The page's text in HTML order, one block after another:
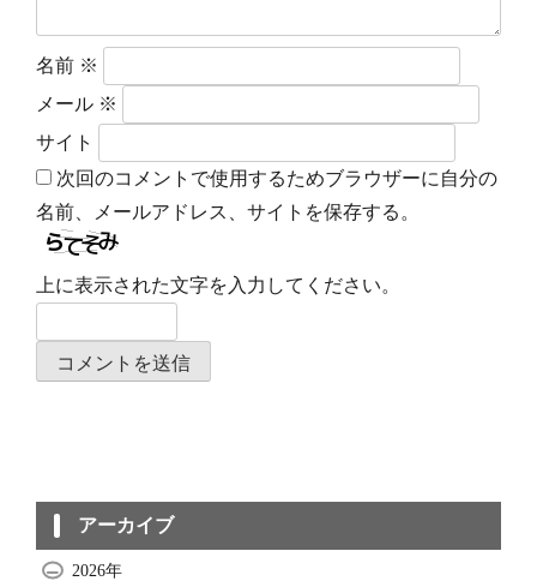
名前 ※
メール ※
サイト
次回のコメントで使用するためブラウザーに自分の
名前、メールアドレス、サイトを保存する。
上に表示された文字を入力してください。
アーカイブ
2026年